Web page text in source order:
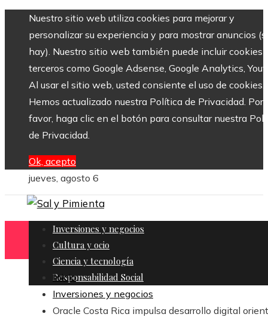
Nuestro sitio web utiliza cookies para mejorar y
personalizar su experiencia y para mostrar anuncios
hay). Nuestro sitio web también puede incluir cookies
terceros como Google Adsense, Google Analytics,
Al usar el sitio web, usted consiente el uso de cookies.
Hemos actualizado nuestra Política de Privacidad. Por
favor, haga clic en el botón para consultar nuestra
de Privacidad.
Ok, acepto
jueves, agosto 6
Inversiones y negocios
Cultura y ocio
Ciencia y tecnología
Responsabilidad Social
Inicio
Inversiones y negocios
Oracle Costa Rica impulsa desarrollo digital